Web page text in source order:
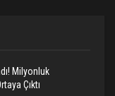
Milyonluk
Çıktı